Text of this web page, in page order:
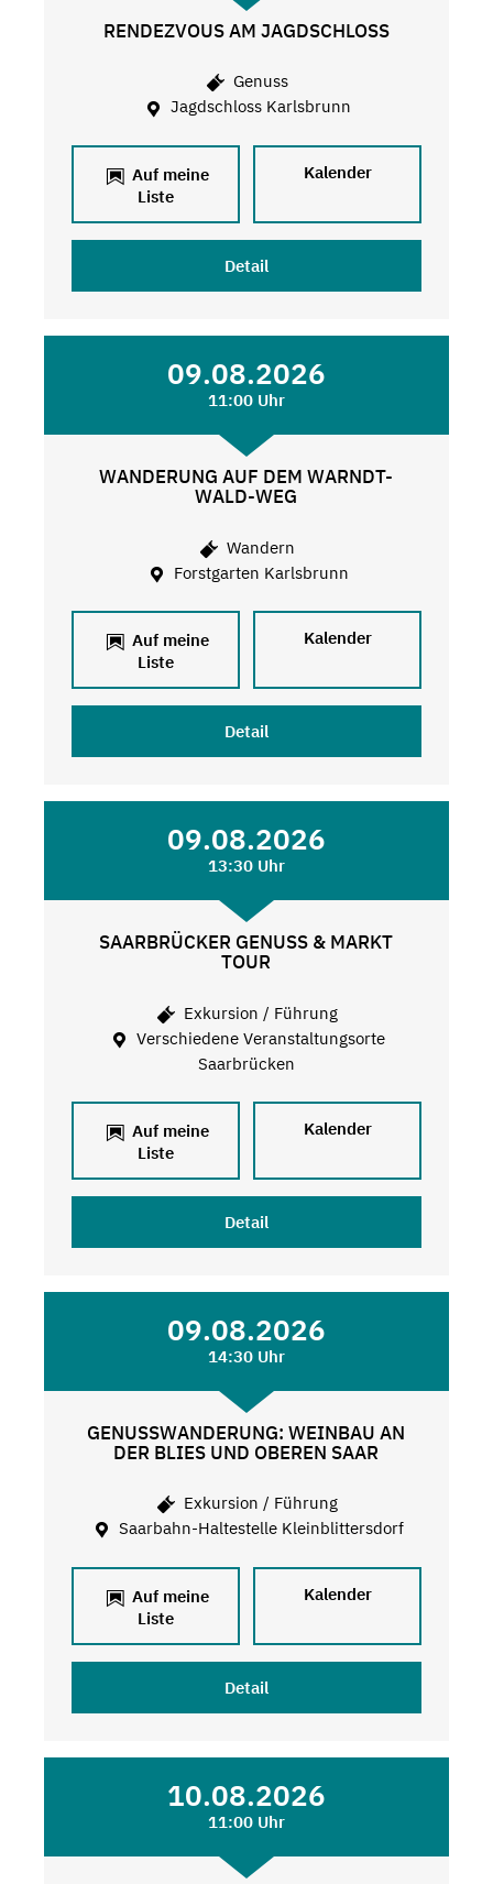
RENDEZVOUS AM JAGDSCHLOSS
Genuss
Jagdschloss Karlsbrunn
Auf meine
Liste
Kalender
Detail
09.08.2026
11:00 Uhr
WANDERUNG AUF DEM WARNDT-
WALD-WEG
Wandern
Forstgarten Karlsbrunn
Auf meine
Liste
Kalender
Detail
09.08.2026
13:30 Uhr
SAARBRÜCKER GENUSS & MARKT
TOUR
Exkursion / Führung
Verschiedene Veranstaltungsorte
Saarbrücken
Auf meine
Liste
Kalender
Detail
09.08.2026
14:30 Uhr
GENUSSWANDERUNG: WEINBAU AN
DER BLIES UND OBEREN SAAR
Exkursion / Führung
Saarbahn-Haltestelle Kleinblittersdorf
Auf meine
Liste
Kalender
Detail
10.08.2026
11:00 Uhr